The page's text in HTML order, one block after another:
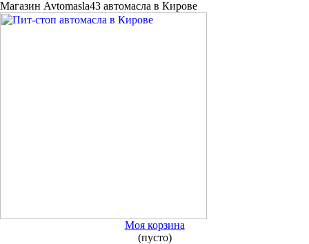
Магазин Avtomasla43 автомасла в Кирове
Моя корзина
(пусто)